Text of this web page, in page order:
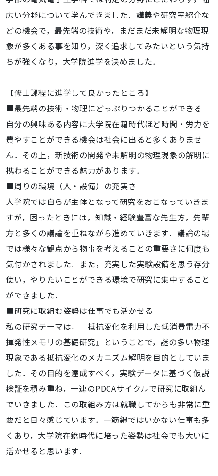
広い分野について学んできました．講義や研究室紹介な
どの機会で，最先端の技術や，まだまだ未解明な物理現
象が多くある事を知り，深く追求してみたいという気持
ちが強くなり，大学院進学を決めました．
【修士課程に進学して良かったところ】
■最先端の技術・物理にどっぷりつかることができる
自分の興味ある内容に大学院在籍時代ほど時間・労力を
費やすことができる機会は社会に出ると多くありませ
ん．その上，新技術の開発や未解明の物理現象の解明に
携わることができる魅力があります．
■周りの環境（人・設備）の充実さ
大学院では自らが主体となって研究をおこなっていきま
すが，困ったときには，知識・経験豊富な先生方，先輩
方と多くの議論を重ねながら進めていきます．議論の場
では様々な観点から物事を考えることの重要さに何度も
気付かされました．また，充実した実験設備を思う存分
使い，やりたいことができる環境で研究に集中すること
ができました．
■研究に取組む姿勢は仕事でも活かせる
私の研究テーマは，『抵抗変化を利用した低消費電力不
揮発性メモリの基礎研究』ということで，謎の多い物理
現象である抵抗変化のメカニズム解明を目的としていま
した．その目的を達成すべく，実験データに基づく仮説
検証を積み重ね，一連のPDCAサイクルで研究に取組ん
でいきました．この取組み方は就職してからも非常に重
要だと日々感じています．一筋縄ではいかない仕事も多
くあり，大学院在籍時代に培った姿勢は社会でも大いに
活かせると思います．